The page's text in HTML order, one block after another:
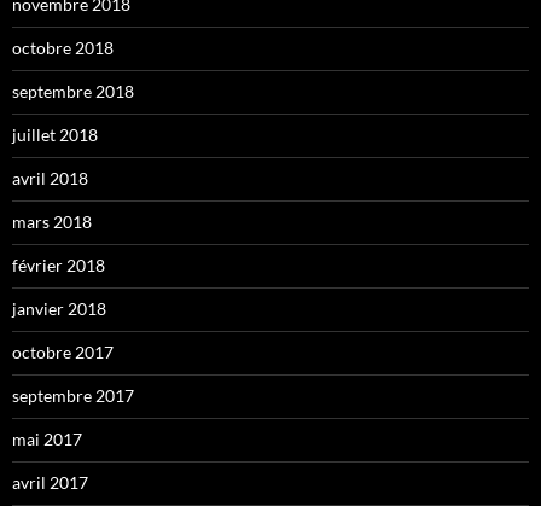
novembre 2018
octobre 2018
septembre 2018
juillet 2018
avril 2018
mars 2018
février 2018
janvier 2018
octobre 2017
septembre 2017
mai 2017
avril 2017